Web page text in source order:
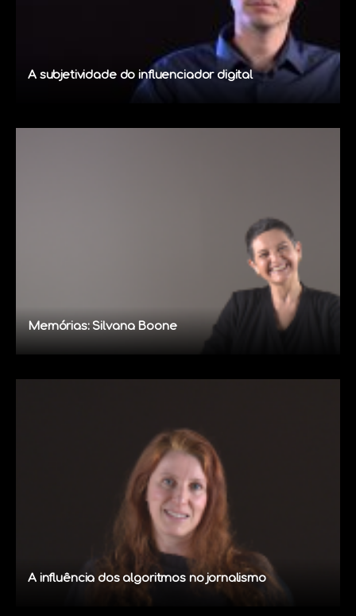
A subjetividade do influenciador digital
Memórias: Silvana Boone
A influência dos algoritmos no jornalismo